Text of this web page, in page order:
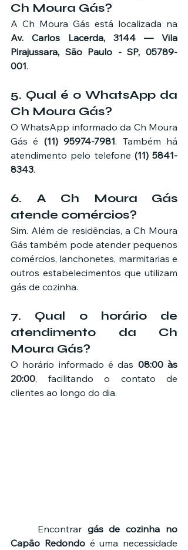
Ch Moura Gás?
Av. Carlos Lacerda, 3144 — Vila
Pirajussara, São Paulo - SP, 05789-
001.
5. Qual é o WhatsApp da
Ch Moura Gás?
O WhatsApp informado da Ch Moura
Gás é (11) 95974-7981. Também há
atendimento pelo telefone (11) 5841-
8343.
6. A Ch Moura Gás
atende comércios?
Sim. Além de residências, a Ch Moura
Gás também pode atender pequenos
comércios, lanchonetes, marmitarias e
outros estabelecimentos que utilizam
gás de cozinha.
7. Qual o horário de
atendimento da Ch
Moura Gás?
O horário informado é das 08:00 às
20:00, facilitando o contato de
clientes ao longo do dia.
	Encontrar
gás de cozinha no
Capão Redondo é uma necessidade